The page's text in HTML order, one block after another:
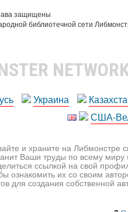
защищены
библиотечной сети
Украина
США-
и храните на Либмонстре
Ваши труды по всему
ссылкой на свой
ознакомить их со своим
для создания собственной